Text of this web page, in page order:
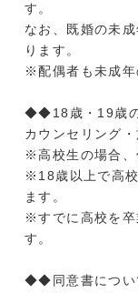
す。
なお、既婚の未
ります。
※配偶者も未成年
◆◆18歳・19歳
カウンセリング
※高校生の場合、
※18歳以上で高
ます。
※すでに高校を卒
す。
◆◆同意書につ